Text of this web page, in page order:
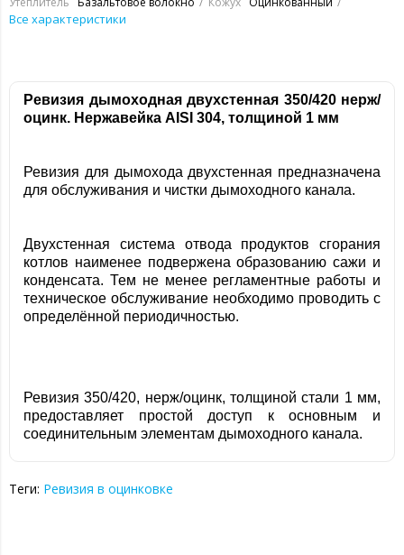
Все характеристики
Ревизия дымоходная двухстенная 350/420 нерж/
оцинк. Нержавейка AISI 304, толщиной 1 мм
Ревизия для дымохода двухстенная предназначена
для обслуживания и чистки дымоходного канала.
Двухстенная система отвода продуктов сгорания
котлов наименее подвержена образованию сажи и
конденсата. Тем не менее регламентные работы и
техническое обслуживание необходимо проводить с
определённой периодичностью.
Ревизия 350/420, нерж/оцинк, толщиной стали 1 мм,
предоставляет простой доступ к основным и
соединительным элементам дымоходного канала.
Теги: Ревизия в оцинковке